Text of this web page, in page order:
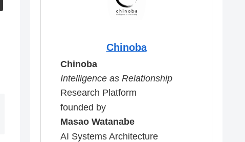
Chinoba
Chinoba
Intelligence as Relationship
Research Platform
founded by
Masao Watanabe
AI Systems Architecture